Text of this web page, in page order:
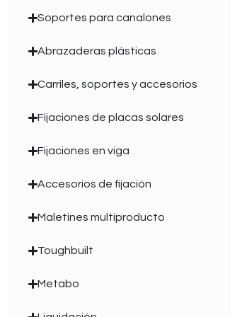
Soportes para canalones
Abrazaderas plásticas
Carriles, soportes y accesorios
Fijaciones de placas solares
Fijaciones en viga
Accesorios de fijación
Maletines multiproducto
Toughbuilt
Metabo